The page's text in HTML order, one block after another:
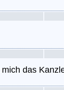
das